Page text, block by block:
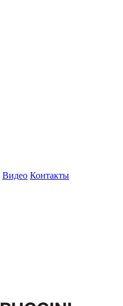
Видео Контакты